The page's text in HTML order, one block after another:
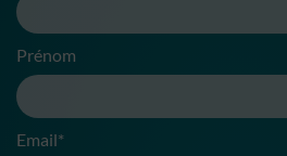
Prénom
Email*